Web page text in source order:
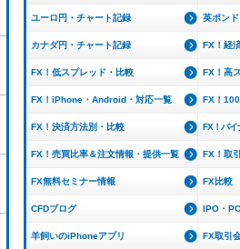
ユーロ円・チャート記録 英ポン
カナダ円・チャート記録 FX！経
FX！低スプレッド・比較 FX！高
FX！iPhone・Android・対応一覧 FX！
FX！決済方法別・比較 FX！バイ
FX！売買比率＆注文情報・提供一覧 FX！取
FX無料セミナー情報 FX比較
CFDブログ IPO・
羊飼いのiPhoneアプリ FX取引